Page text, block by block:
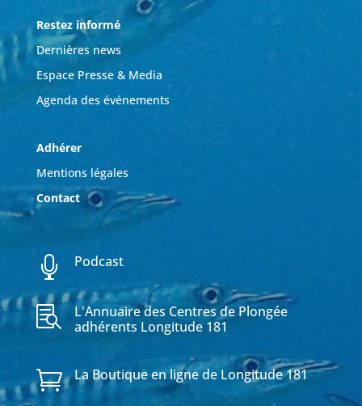
Restez informé
Dernières news
Espace Presse & Media
Agenda des événements
Adhérer
Mentions légales
Contact
 Podcast

L'Annuaire des Centres de Plongée
adhérents Longitude 181
 La Boutique en ligne de Longitude 181